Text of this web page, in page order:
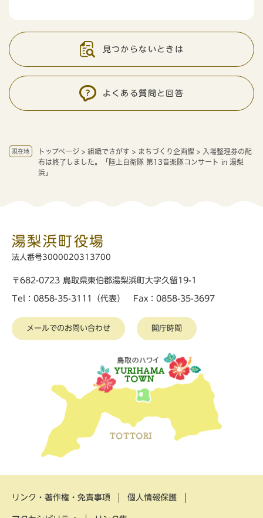
現在地 トップページ > 組織でさがす > まちづくり企画課 > 入場整理券の配
布は終了しました。「陸上自衛隊 第13音楽隊コンサート in 湯梨
浜」
見つからないときは
よくある質問と回答
湯梨浜町役場
法人番号3000020313700
〒682-0723 鳥取県東伯郡湯梨浜町大字久留19-1
Tel：0858-35-3111（代表） Fax：0858-35-3697
メールでのお問い合わせ 開庁時間
リンク・著作権・免責事項 個人情報保護